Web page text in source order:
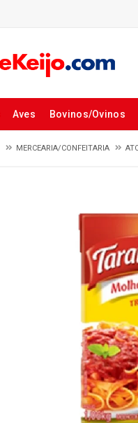
Aves Bovinos/Ovinos
MERCEARIA/CONFEITARIA